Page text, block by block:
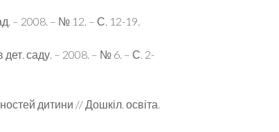
– 2008. – № 12. – С. 12-19.
саду. – 2008. – № 6. – С. 2-
дитини // Дошкіл. освіта.